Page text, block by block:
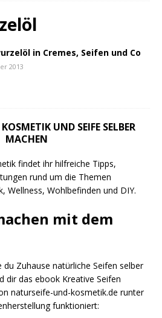
in Cremes, Seifen und Co
2013
UND SEIFE SELBER
MACHEN
findet ihr hilfreiche Tipps,
rund um die Themen
Wellness, Wohlbefinden und DIY.
mit dem
Zuhause natürliche Seifen selber
dir das ebook Kreative Seifen
naturseife-und-kosmetik.de runter
funktioniert: